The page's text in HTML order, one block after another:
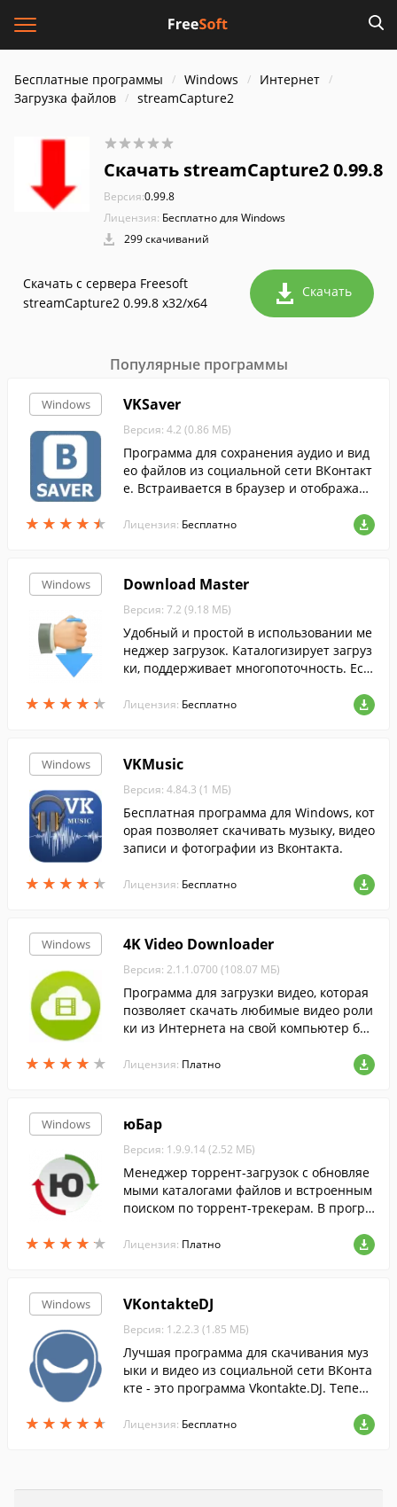
Бесплатные программы Windows
Интернет
Загрузка файлов
streamCapture2
Скачать streamCapture2 0.99.8
Версия:0.99.8
Лицензия: Бесплатно для Windows
299 скачиваний
Скачать с сервера Freesoft
streamCapture2 0.99.8 x32/x64
Скачать
Популярные программы
Windows
★ ★ ★ ★ ★
★ ★ ★ ★ ★
VKSaver
Версия: 4.2 (0.86 МБ)
Программа для сохранения аудио и вид
ео файлов из социальной сети ВКонтакт
е. Встраивается в браузер и отображает
писями с соцсети.
Лицензия: Бесплатно
Windows
★ ★ ★ ★ ★
★ ★ ★ ★ ★
Download Master
Версия: 7.2 (9.18 МБ)
Удобный и простой в использовании ме
неджер загрузок. Каталогизирует загруз
ки, поддерживает многопоточность. Ест
FTP-протокола.
Лицензия: Бесплатно
Windows
★ ★ ★ ★ ★
★ ★ ★ ★ ★
VKMusic
Версия: 4.84.3 (1 МБ)
Бесплатная программа для Windows, кот
орая позволяет скачивать музыку, видео
записи и фотографии из Вконтакта.
Лицензия: Бесплатно
Windows
★ ★ ★ ★ ★
★ ★ ★ ★ ★
4K Video Downloader
Версия: 2.1.1.0700 (108.07 МБ)
Программа для загрузки видео, которая
позволяет скачать любимые видео роли
ки из Интернета на свой компьютер бы
Лицензия: Платно
Windows
★ ★ ★ ★ ★
★ ★ ★ ★ ★
юБар
Версия: 1.9.9.14 (2.52 МБ)
Менеджер торрент-загрузок с обновляе
мыми каталогами файлов и встроенным
поиском по торрент-трекерам. В програ
отра любого видео до его полной загруз
Лицензия: Платно
Windows
★ ★ ★ ★ ★
★ ★ ★ ★ ★
VKontakteDJ
Версия: 1.2.2.3 (1.85 МБ)
Лучшая программа для скачивания муз
ыки и видео из социальной сети ВКонта
кте - это программа Vkontakte.DJ. Теперь
ало по настоящему удобно!
Лицензия: Бесплатно